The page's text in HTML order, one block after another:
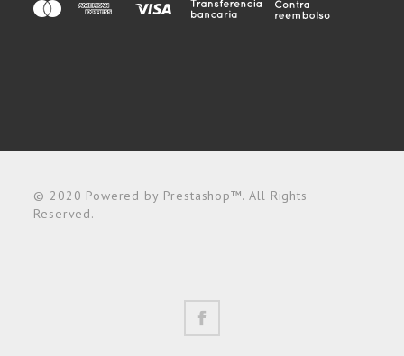
© 2020 Powered by Prestashop™. All Rights
Reserved.